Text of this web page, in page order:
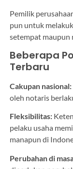
Pemilik
pun untuk
setempat maupun
Beberapa
Terbaru
Cakupan nasional:
oleh notaris
Fleksibilitas:
pelaku usaha
manapun di
Perubahan di